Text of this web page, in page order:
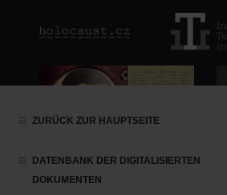
ZURÜCK ZUR HAUPTSEITE
DATENBANK DER DIGITALISIERTEN
DOKUMENTEN